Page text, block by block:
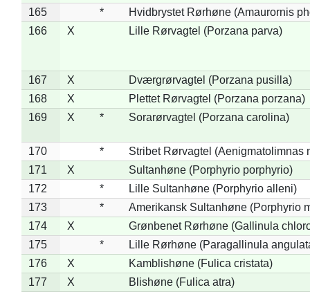
165
*
Hvidbrystet Rørhøne (Amaurornis
166
X Lille Rørvagtel (Porzana parva)
167 X
Dværgrørvagtel (Porzana pusilla)
168
X
Plettet Rørvagtel (Porzana porzana)
169
X * Sorarørvagtel (Porzana carolina)
170 *
Stribet Rørvagtel (Aenigmatolimnas
171
X
Sultanhøne (Porphyrio porphyrio)
172
*
Lille Sultanhøne (Porphyrio alleni)
173
*
Amerikansk Sultanhøne (Porphyrio
174
X
Grønbenet Rørhøne (Gallinula
175
*
Lille Rørhøne (Paragallinula
176
X
Kamblishøne (Fulica cristata)
177
X
Blishøne (Fulica atra)